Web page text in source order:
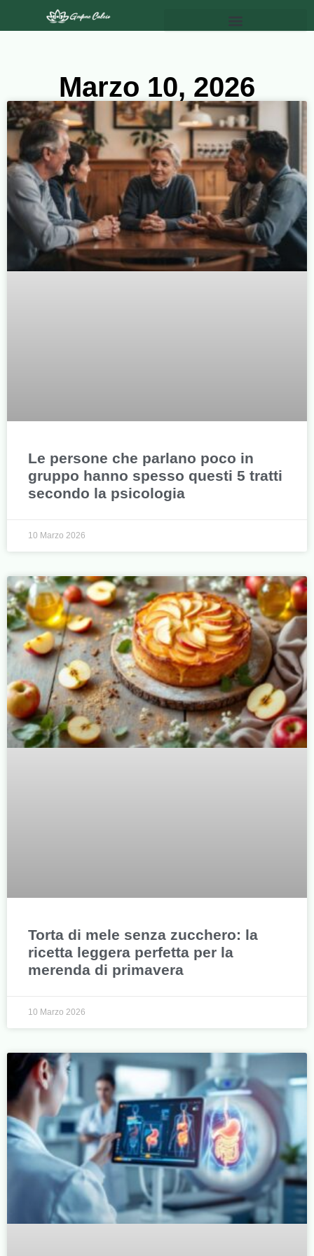
Marzo 10, 2026
Le persone che parlano poco in
gruppo hanno spesso questi 5 tratti
secondo la psicologia
10 Marzo 2026
Torta di mele senza zucchero: la
ricetta leggera perfetta per la
merenda di primavera
10 Marzo 2026